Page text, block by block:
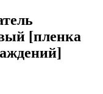
[пленка